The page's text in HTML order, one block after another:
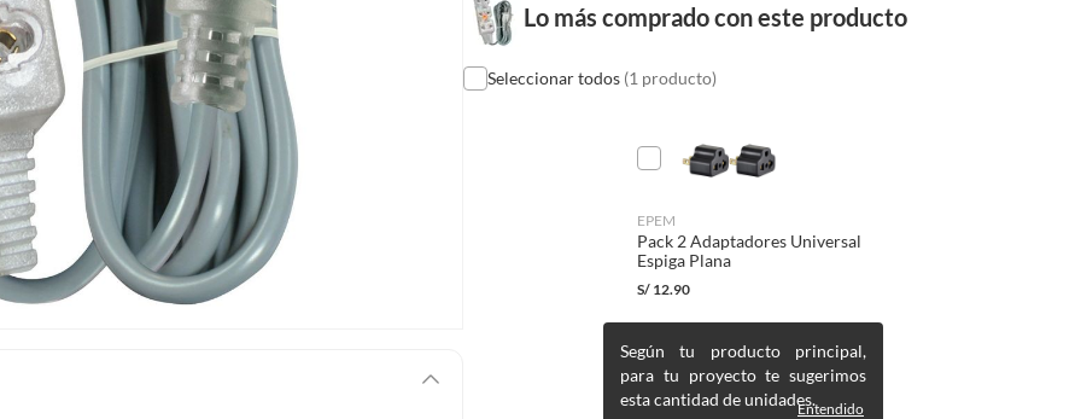
Lo más comprado con este producto
Seleccionar todos (1 producto)
EPEM
Pack 2 Adaptadores Universal
Espiga Plana
S/ 12.90
Según tu producto principal,
para tu proyecto te sugerimos
esta cantidad de unidades.Entendido